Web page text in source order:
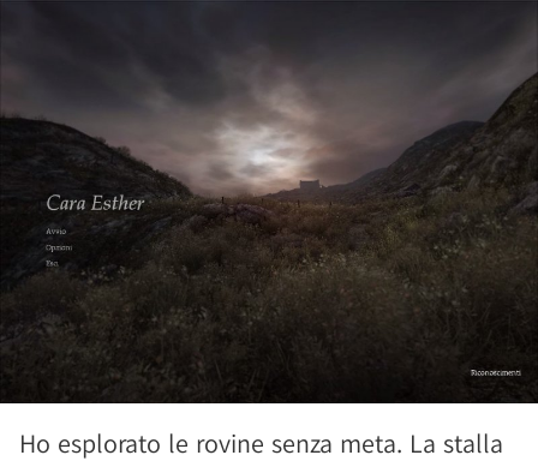
Ho esplorato le rovine senza meta. La stalla